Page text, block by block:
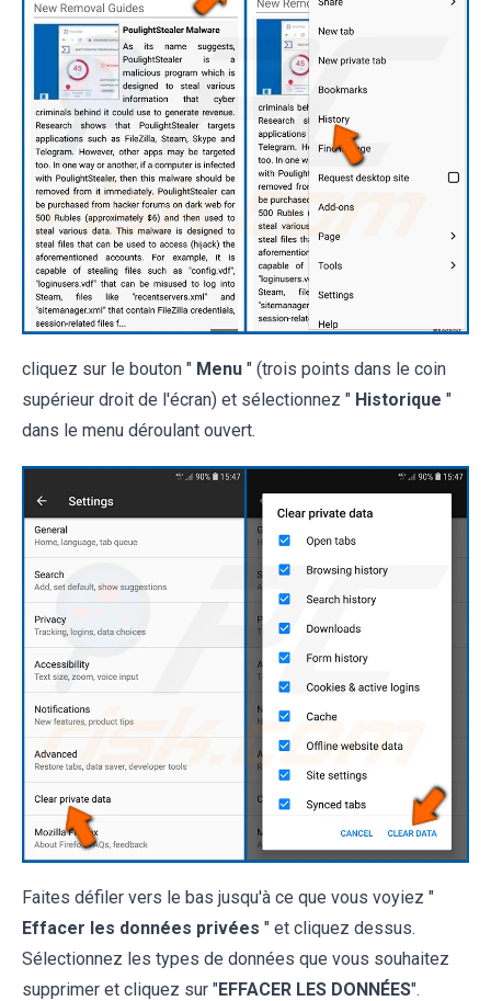
cliquez sur le bouton " Menu " (trois points dans le coin
supérieur droit de l'écran) et sélectionnez " Historique "
dans le menu déroulant ouvert.
Faites défiler vers le bas jusqu'à ce que vous voyiez "
Effacer les données privées " et cliquez dessus.
Sélectionnez les types de données que vous souhaitez
supprimer et cliquez sur "EFFACER LES DONNÉES".